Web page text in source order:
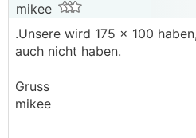
mikee
.Unsere wird 175 x 100
auch nicht haben.
Gruss
mikee